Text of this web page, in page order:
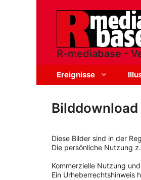
R-mediabase -
Ereignisse
Bilddownload
Diese Bilder sind in der
Die persönliche Nutzung
Kommerzielle Nutzung
Ein Urheberrechtshinweis